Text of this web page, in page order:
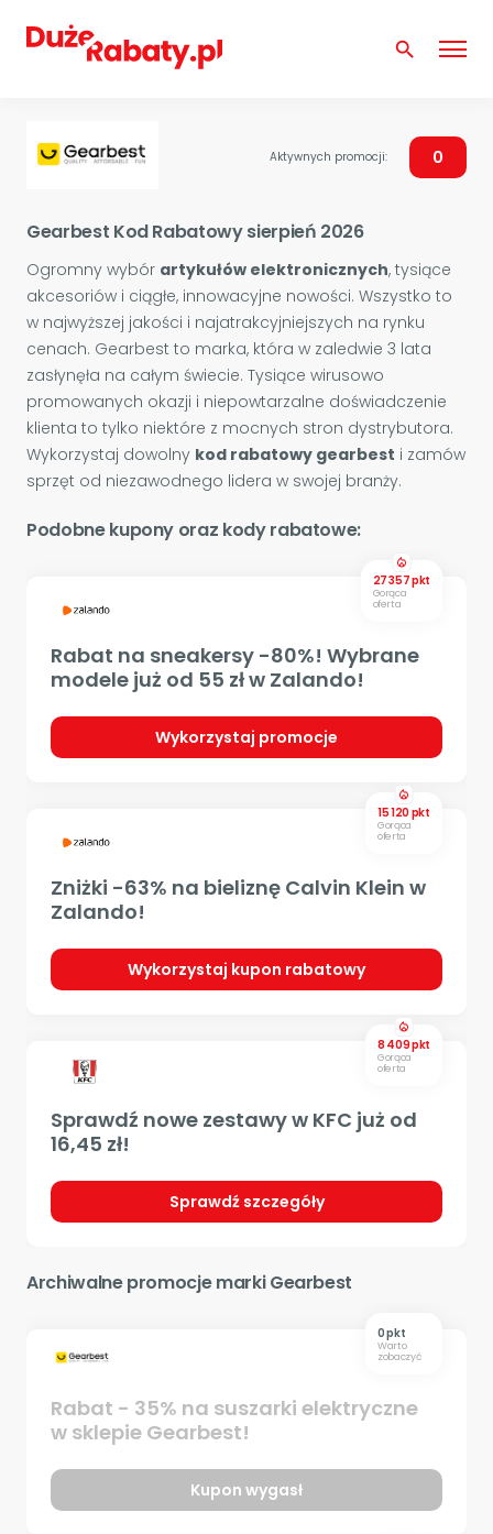
search
Aktywnych promocji: 0
Gearbest Kod Rabatowy sierpień 2026
Ogromny wybór artykułów elektronicznych, tysiące
akcesoriów i ciągłe, innowacyjne nowości. Wszystko to
w najwyższej jakości i najatrakcyjniejszych na rynku
cenach. Gearbest to marka, która w zaledwie 3 lata
zasłynęła na całym świecie. Tysiące wirusowo
promowanych okazji i niepowtarzalne doświadczenie
klienta to tylko niektóre z mocnych stron dystrybutora.
Wykorzystaj dowolny kod rabatowy gearbest i zamów
sprzęt od niezawodnego lidera w swojej branży.
Podobne kupony oraz kody rabatowe:
local_fire_department
27 357 pkt
Gorąca
oferta
Rabat na sneakersy -80%! Wybrane
modele już od 55 zł w Zalando!
Wykorzystaj promocje
local_fire_department
15 120 pkt
Gorąca
oferta
Zniżki -63% na bieliznę Calvin Klein w
Zalando!
Wykorzystaj kupon rabatowy
local_fire_department
8 409 pkt
Gorąca
oferta
Sprawdź nowe zestawy w KFC już od
16,45 zł!
Sprawdź szczegóły
Archiwalne promocje marki Gearbest
0 pkt
Warto
zobaczyć
Rabat - 35% na suszarki elektryczne
w sklepie Gearbest!
Kupon wygasł